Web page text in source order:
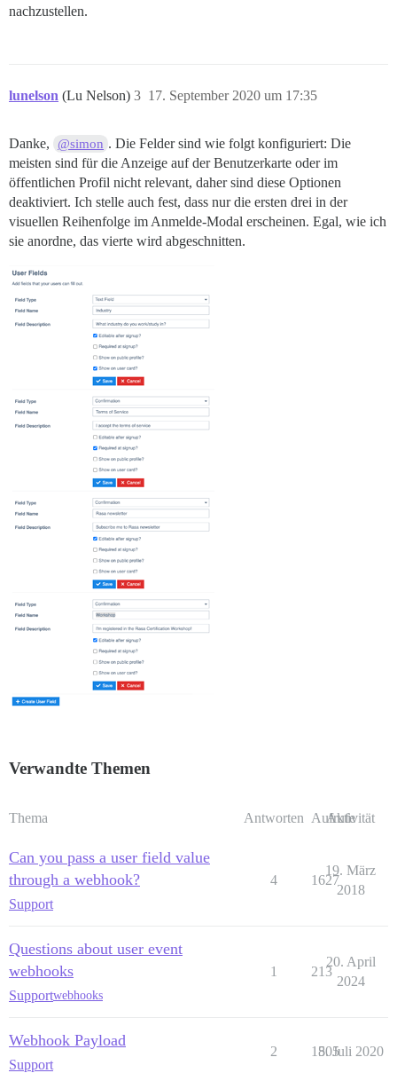
nachzustellen.
lunelson (Lu Nelson) 17. September 2020 um 17:35
3
Danke, @simon . Die Felder sind wie folgt konfiguriert: Die
meisten sind für die Anzeige auf der Benutzerkarte oder im
öffentlichen Profil nicht relevant, daher sind diese Optionen
deaktiviert. Ich stelle auch fest, dass nur die ersten drei in der
visuellen Reihenfolge im Anmelde-Modal erscheinen. Egal, wie ich
sie anordne, das vierte wird abgeschnitten.
Verwandte Themen
Thema Antworten Aufrufe
Aktivität
Can you pass a user field value
through a webhook?
Support
4 1627
19. März
2018
Questions about user event
webhooks
Supportwebhooks
1 213
20. April
2024
Webhook Payload
Support
2 1505
8. Juli 2020